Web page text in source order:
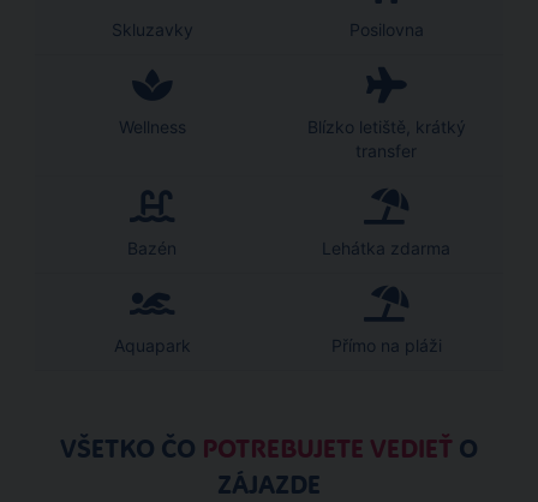
Skluzavky Posilovna
Wellness
Blízko letiště, krátký
transfer
Bazén Lehátka zdarma
Aquapark Přímo na pláži
VŠETKO ČO POTREBUJETE VEDIEŤ O
ZÁJAZDE